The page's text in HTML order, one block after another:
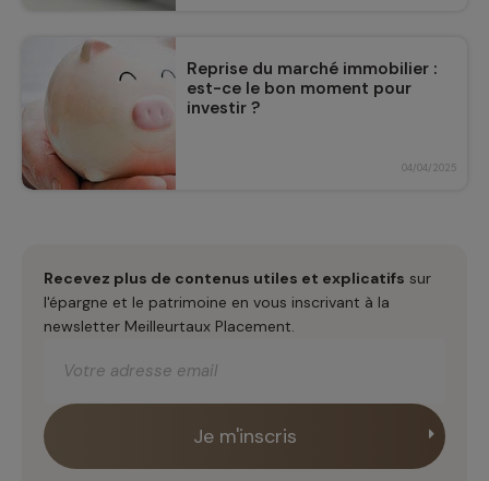
Reprise du marché immobilier :
est-ce le bon moment pour
investir ?
04/04/2025
Recevez plus de contenus utiles et explicatifs sur
l'épargne et le patrimoine en vous inscrivant à la
newsletter Meilleurtaux Placement.